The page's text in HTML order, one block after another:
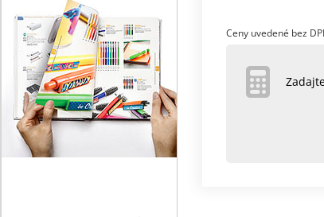
Ceny uvedené bez